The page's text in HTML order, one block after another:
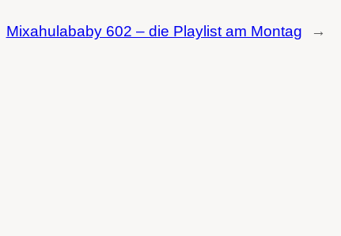
Mixahulababy 602 – die Playlist am Montag →